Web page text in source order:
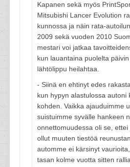
Kapanen sekä myös
Mitsubishi Lancer Evolution
kunnossa ja näin rata-
2009 sekä vuoden 2010
mestari voi jatkaa
kun lauantaina puolelta
lähtölippu heilahtaa.
- Siinä en ehtinyt edes
kun hypyn alastulossa autoni
kohden. Vaikka ajauduimme
suistuimme syvälle hankeen
onnettomuudessa oli se, ettei
ollut muuten tiestöä
automme ei kärsinyt
tasan kolme vuotta sitten